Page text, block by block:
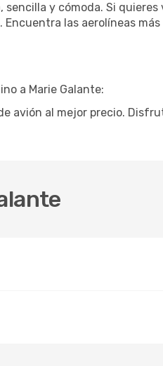
y cómoda. Si quieres
las aerolíneas
a Marie Galante:
avión al mejor precio.